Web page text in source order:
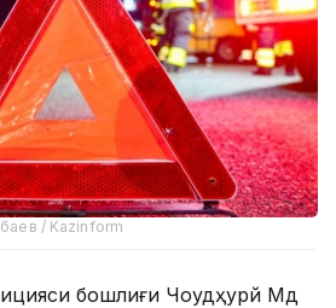
/ Kazinform
бошлиғи Чоудҳурй Мд